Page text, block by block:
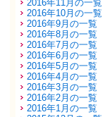
2016年11月の一覧
2016年10月の一覧
2016年9月の一覧
2016年8月の一覧
2016年7月の一覧
2016年6月の一覧
2016年5月の一覧
2016年4月の一覧
2016年3月の一覧
2016年2月の一覧
2016年1月の一覧